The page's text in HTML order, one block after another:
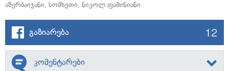
აზერბაიჯანი, სომხეთი, ნიკოლ ფაშინიანი
გაზიარება 12
კომენტარები